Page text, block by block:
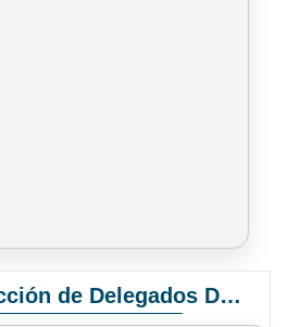
Convocatoria Elección de Delegados Docentes para el XIV Congreso Nacional de Universidades